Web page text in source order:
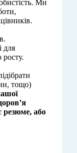
Ми
для
росту.
тощо)
резюме, або